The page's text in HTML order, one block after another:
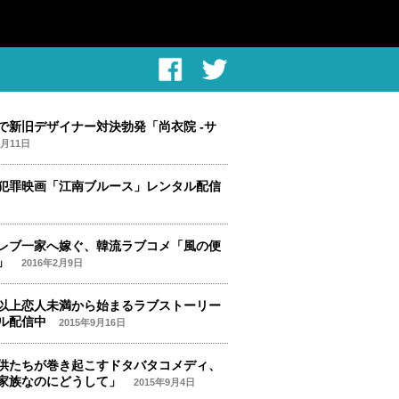
新旧デザイナー対決勃発「尚衣院 -サ
11日
罪映画「江南ブルース」レンタル配信
ブ一家へ嫁ぐ、韓流ラブコメ「風の便
2016年2月9日
上恋人未満から始まるラブストーリー
配信中
2015年9月16日
たちが巻き起こすドタバタコメディ、
族なのにどうして」
2015年9月4日